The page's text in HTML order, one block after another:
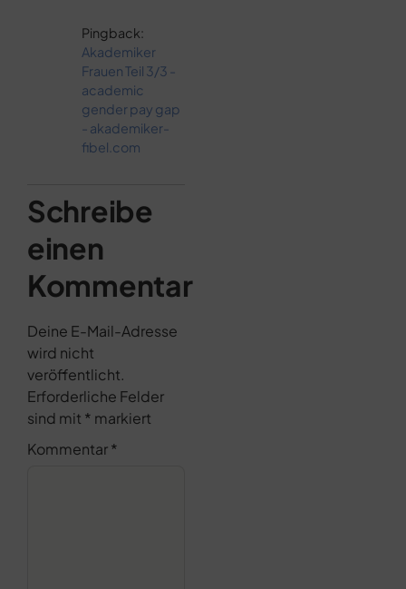
Pingback:
Akademiker
Frauen Teil 3/3 -
academic
gender pay gap
- akademiker-
fibel.com
Schreibe
einen
Kommentar
Deine E-Mail-Adresse
wird nicht
veröffentlicht.
Erforderliche Felder
sind mit * markiert
Kommentar*